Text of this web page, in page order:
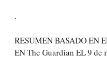
.
RESUMEN BASADO EN
EN The Guardian EL 9 de